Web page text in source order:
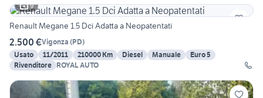
9
Renault Megane 1.5 Dci Adatta a Neopatentati
2.500 €Vigonza (PD)
Usato
11/2011 210000 Km Diesel Manuale
Euro 5
Rivenditore ROYAL AUTO